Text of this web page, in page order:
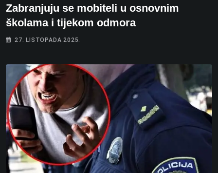
Zabranjuju se mobiteli u osnovnim
školama i tijekom odmora
27. LISTOPADA 2025.